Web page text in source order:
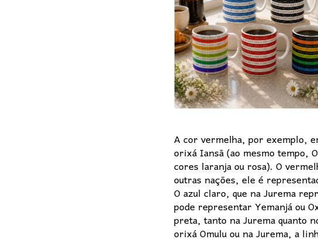
A cor vermelha, por exemplo,
orixá Iansã (ao mesmo tempo,
cores laranja ou rosa). O
outras nações, ele é
O azul claro, que na Jurema
pode representar Yemanjá ou
preta, tanto na Jurema quanto
orixá Omulu ou na Jurema, a